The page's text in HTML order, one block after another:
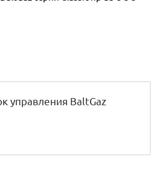
управления BaltGaz